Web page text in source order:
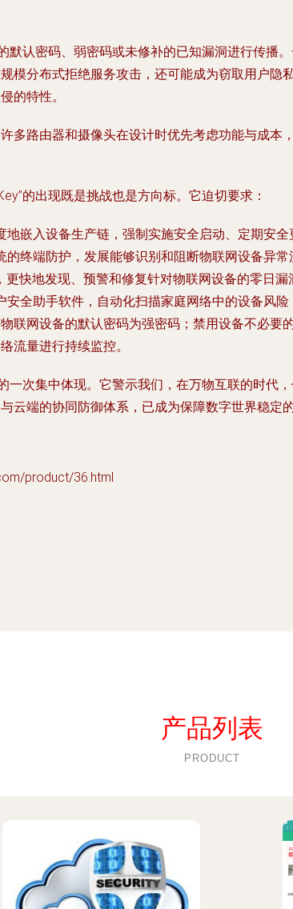
默认密码、弱密码或未修补的已知漏洞进行传
模分布式拒绝服务攻击，还可能成为窃取用户隐
的特性。
多路由器和摄像头在设计时优先考虑功能与成
的出现既是挑战也是方向标。它迫切要求：
地嵌入设备生产链，强制实施安全启动、定期安
的终端防护，发展能够识别和阻断物联网设备异
更快地发现、预警和修复针对物联网设备的零日漏
安全助手软件，自动化扫描家庭网络中的设备风险
联网设备的默认密码为强密码；禁用设备不必
流量进行持续监控。
一次集中体现。它警示我们，在万物互联的时
云端的协同防御体系，已成为保障数字世界稳定的
product/36.html
产品列表
PRODUCT